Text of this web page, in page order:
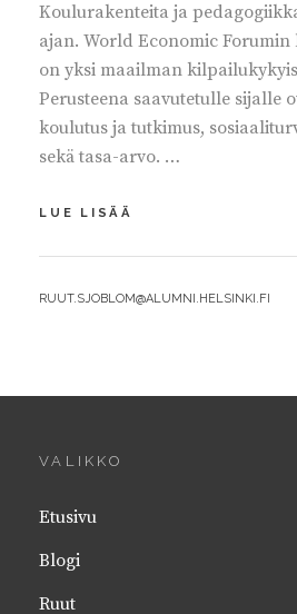
Koulurakenteita ja
ajan. World Economic Forumin
on yksi maailman
Perusteena saavutetulle sijalle
koulutus ja tutkimus,
sekä tasa-arvo. …
LUE LISÄÄ
MAAILMAA
BY
RUUT.SJOBLOM@ALUMNI.HELSINKI.FI
VALIKKO
Etusivu
Blogi
Ruut